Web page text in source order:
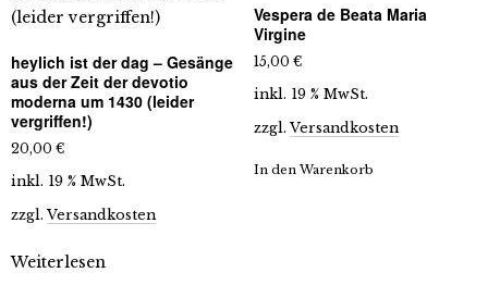
heylich ist der dag – Gesänge
aus der Zeit der devotio
moderna um 1430 (leider
vergriffen!)
20,00 €
inkl. 19 % MwSt.
zzgl.Versandkosten
Weiterlesen
Vespera de Beata Maria
Virgine
15,00 €
inkl. 19 % MwSt.
zzgl.Versandkosten
In den Warenkorb